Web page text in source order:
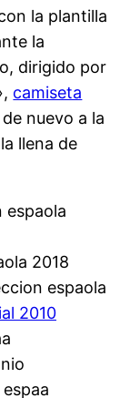
la plantilla
la
dirigido por
camiseta
nuevo a la
llena de